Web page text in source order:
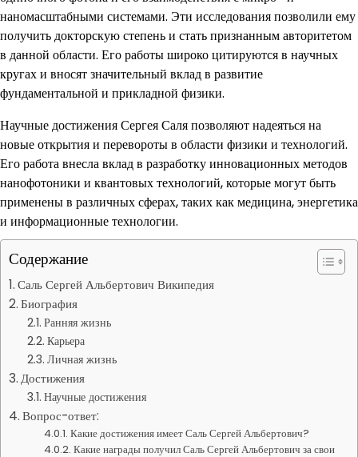
наномасштабными системами. Эти исследования позволили ему
получить докторскую степень и стать признанным авторитетом
в данной области. Его работы широко цитируются в научных
кругах и вносят значительный вклад в развитие
фундаментальной и прикладной физики.
Научные достижения Сергея Саля позволяют надеяться на
новые открытия и перевороты в области физики и технологий.
Его работа внесла вклад в разработку инновационных методов
нанофотоники и квантовых технологий, которые могут быть
применены в различных сферах, таких как медицина, энергетика
и информационные технологии.
Содержание
Саль Сергей Альбертович Википедия
Биография
Ранняя жизнь
Карьера
Личная жизнь
Достижения
Научные достижения
Вопрос-ответ:
Какие достижения имеет Саль Сергей Альбертович?
Какие награды получил Саль Сергей Альбертович за свои